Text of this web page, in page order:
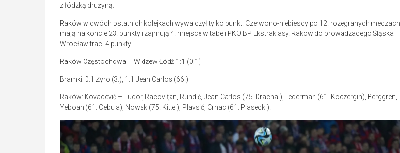
z łódzką drużyną.
Raków w dwóch ostatnich kolejkach wywalczył tylko punkt. Czerwono-niebiescy po 12. rozegranych meczach
mają na koncie 23. punkty i zajmują 4. miejsce w tabeli PKO BP Ekstraklasy. Raków do prowadzacego Śląska
Wrocław traci 4 punkty.
Raków Częstochowa – Widzew Łódź 1:1 (0:1)
Bramki: 0:1 Żyro (3.), 1:1 Jean Carlos (66.)
Raków: Kovacević – Tudor, Racovițan, Rundić, Jean Carlos (75. Drachal), Lederman (61. Koczergin), Berggren,
Yeboah (61. Cebula), Nowak (75. Kittel), Plavsić, Crnac (61. Piasecki).